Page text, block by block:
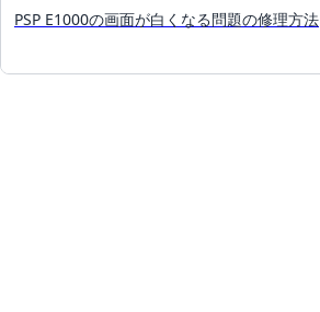
PSP E1000の画面が白くなる問題の修理方法